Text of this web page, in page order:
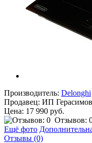
Производитель: Delonghi
Продавец: ИП
Цена: 17 990 руб.
Отзывов:
Ещё фото
Отзывы (0)